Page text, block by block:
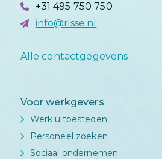
+31 495 750 750
info@risse.nl
Alle contactgegevens
Voor werkgevers
Werk uitbesteden
Personeel zoeken
Sociaal ondernemen